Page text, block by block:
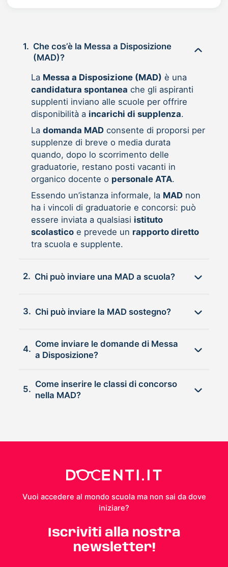
1. Che cos’è la Messa a Disposizione
(MAD)?
La Messa a Disposizione (MAD) è una
candidatura spontanea che gli aspiranti
supplenti inviano alle scuole per offrire
disponibilità a incarichi di supplenza.
La domanda MADconsente di proporsi per
supplenze di breve o media durata
quando, dopo lo scorrimento delle
graduatorie, restano posti vacanti in
organico docente o personale ATA.
Essendo un’istanza informale, la MADnon
ha i vincoli di graduatorie e concorsi: può
essere inviata a qualsiasi istituto
scolasticoe prevede un rapporto diretto
tra scuola e supplente.
2. Chi può inviare una MAD a scuola?
3. Chi può inviare la MAD sostegno?
4.
Come inviare le domande di Messa
a Disposizione?
5.
Come inserire le classi di concorso
nella MAD?
Vuoi accedere al mondo scuola ma non sai da dove
iniziare?
Iscriviti alla nostra
newsletter!